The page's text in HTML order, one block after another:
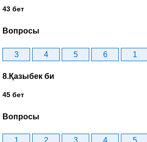
43 бет
Вопросы
3 4 5 6 1
8.Қазыбек би
45 бет
Вопросы
1 2 3 4 5